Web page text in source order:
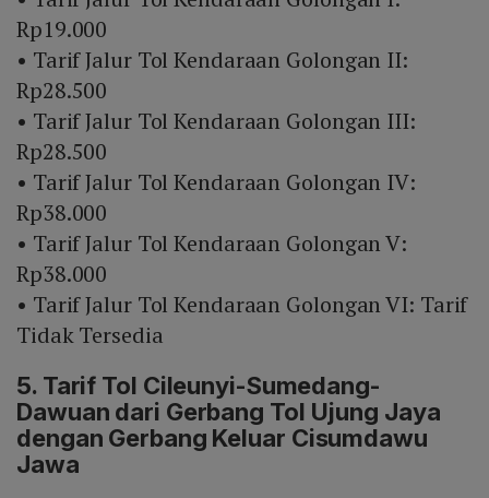
Rp19.000
• Tarif Jalur Tol Kendaraan Golongan II:
Rp28.500
• Tarif Jalur Tol Kendaraan Golongan III:
Rp28.500
• Tarif Jalur Tol Kendaraan Golongan IV:
Rp38.000
• Tarif Jalur Tol Kendaraan Golongan V:
Rp38.000
• Tarif Jalur Tol Kendaraan Golongan VI: Tarif
Tidak Tersedia
5. Tarif Tol Cileunyi-Sumedang-
Dawuan dari Gerbang Tol Ujung Jaya
dengan Gerbang Keluar Cisumdawu
Jawa